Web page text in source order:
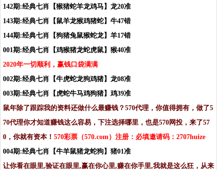
142期:经典七肖【猴猪蛇羊龙鸡马】龙20准
143期:经典七肖【鼠羊龙猴鸡猪蛇】牛47错
144期:经典七肖【狗猪兔鼠猴蛇龙】羊17错
001期:经典七肖【鸡猴猪龙蛇虎鼠】猴40准
2020年一切顺利，赢钱口袋满满
002期:经典七肖【牛虎蛇龙狗鸡猪】龙08准
003期:经典七肖【虎蛇牛马鸡狗猪】鸡39准
鼠年除了跟踪我的资料还做什么最赚钱？570代理，你值得拥有，做了5
70代理你才知道赚钱这么容易，下注选择哪里，也是570网投，来了57
0，你就有资本！ 570彩票（570.com）注册：必填邀请码：2707huize
004期:经典七肖【牛羊鼠猪龙蛇狗】猪01准
让你看在眼里,验证在眼里,赢在你心里,赚在你手里,我就是这么狂，从来